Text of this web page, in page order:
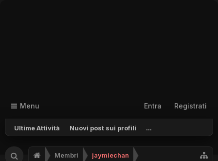
Menu
Ultime Attività Nuovi post sui profili ...
Entra Registrati
Membri jaymiechan